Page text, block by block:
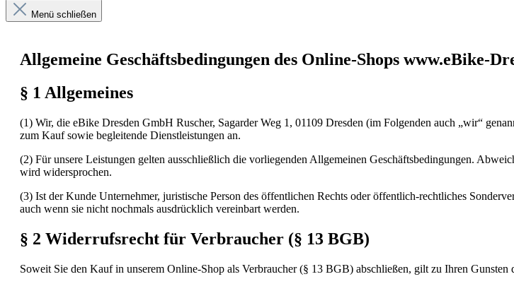
Menü schließen
Allgemeine Geschäftsbedingungen des Online-Shops www.eBike-
§ 1 Allgemeines
(1) Wir, die eBike Dresden GmbH Ruscher, Sagarder Weg 1, 01109 Dresden (im Folgenden auch „wir“
zum Kauf sowie begleitende Dienstleistungen an.
(2) Für unsere Leistungen gelten ausschließlich die vorliegenden Allgemeinen Geschäftsbedingungen.
wird widersprochen.
(3) Ist der Kunde Unternehmer, juristische Person des öffentlichen Rechts oder öffentlich-rechtliches
auch wenn sie nicht nochmals ausdrücklich vereinbart werden.
§ 2 Widerrufsrecht für Verbraucher (§ 13 BGB)
Soweit Sie den Kauf in unserem Online-Shop als Verbraucher (§ 13 BGB) abschließen, gilt zu Ihren Gunsten